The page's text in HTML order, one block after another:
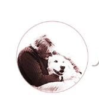
springen